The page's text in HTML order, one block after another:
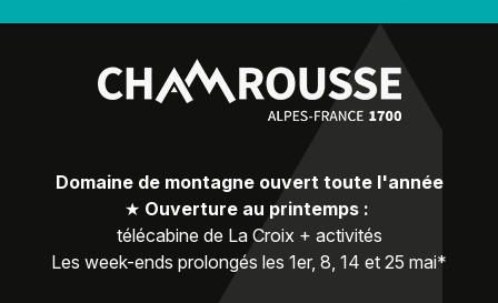
Domaine de montagne ouvert toute l'année
★ Ouverture au printemps :
télécabine de La Croix + activités
Les week-ends prolongés les 1er, 8, 14 et 25 mai*